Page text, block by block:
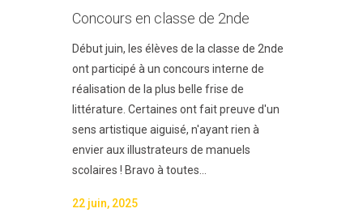
Concours en classe de 2nde
Début juin, les élèves de la classe de 2nde
ont participé à un concours interne de
réalisation de la plus belle frise de
littérature. Certaines ont fait preuve d'un
sens artistique aiguisé, n'ayant rien à
envier aux illustrateurs de manuels
scolaires ! Bravo à toutes...
22 juin, 2025